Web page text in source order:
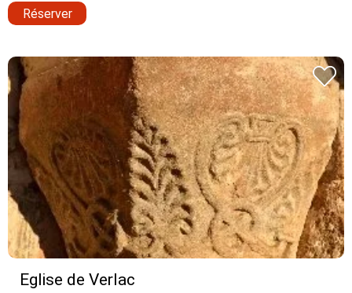
Réserver
Eglise de Verlac